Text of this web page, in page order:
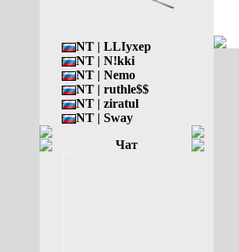
NT | LLIyxep
NT | N!kki
NT | Nemo
NT | ruthle$$
NT | ziratul
NT | Sway
Чат